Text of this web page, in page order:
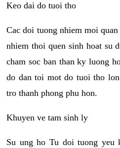
Keo dai do tuoi tho
Cac doi tuong nhiem moi
nhiem thoi quen sinh hoat su
cham soc ban than ky luong
do dan toi mot do tuoi tho
tro thanh phong phu hon.
Khuyen ve tam sinh ly
Su ung ho Tu doi tuong yeu